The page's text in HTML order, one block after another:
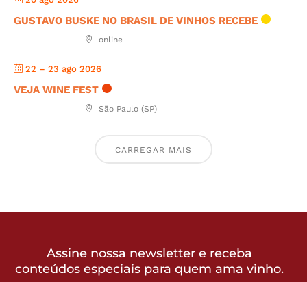
GUSTAVO BUSKE NO BRASIL DE VINHOS RECEBE
online
22 – 23 ago 2026
VEJA WINE FEST
São Paulo (SP)
CARREGAR MAIS
Assine nossa newsletter e receba
conteúdos especiais para quem ama vinho.